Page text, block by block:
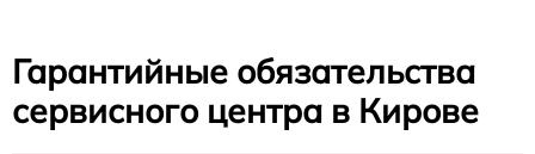
Гарантийные обязательства
сервисного центра в Кирове